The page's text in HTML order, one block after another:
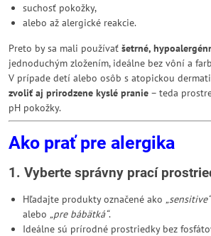
suchosť pokožky,
alebo až alergické reakcie.
Preto by sa mali používať šetrné,
jednoduchým zložením, ideálne bez vôní a
V prípade detí alebo osôb s atopickou
zvoliť aj prirodzene kyslé pranie – teda
pH pokožky.
Ako prať pre alergika
1. Vyberte správny prací
Hľadajte produkty označené ako „sensitive“
alebo „pre bábätká“.
Ideálne sú prírodné prostriedky bez